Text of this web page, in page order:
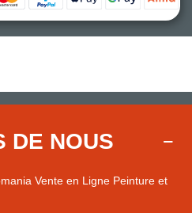
DE NOUS
Vente en Ligne Peinture et